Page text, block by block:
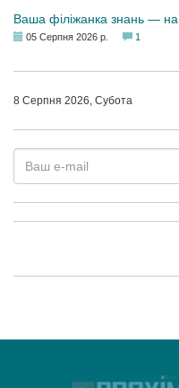
Ваша філіжанка знань —
05 Серпня 2026 р. 1
8 Серпня 2026, Субота